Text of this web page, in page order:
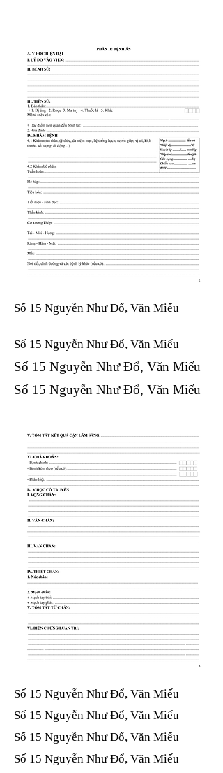
Số 15 Nguyễn Như Đổ, Văn Miếu
Số 15 Nguyễn Như Đổ, Văn Miếu​​​​
Số 15 Nguyễn Như Đổ, Văn Miếu​​​​
Số 15 Nguyễn Như Đổ, Văn Miếu​​​​
Số 15 Nguyễn Như Đổ, Văn Miếu​​​​
Số 15 Nguyễn Như Đổ, Văn Miếu​​​​
Số 15 Nguyễn Như Đổ, Văn Miếu​​​​
Số 15 Nguyễn Như Đổ, Văn Miếu​​​​